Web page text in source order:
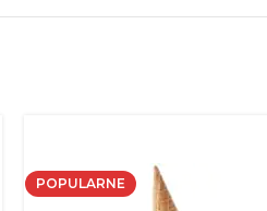
POPULARNE